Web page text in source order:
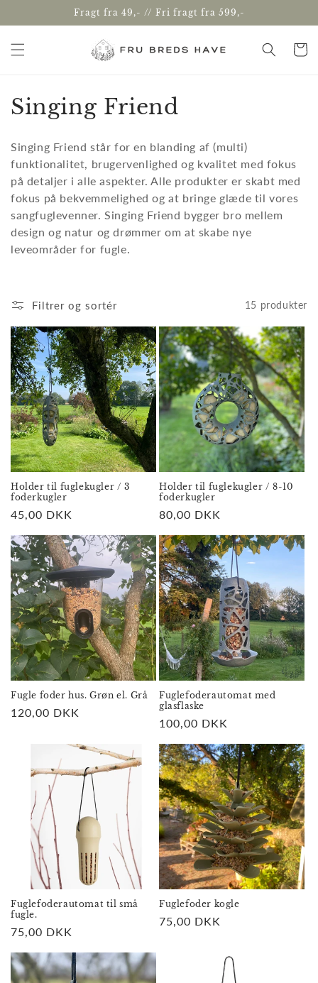
Fragt fra 49,- // Fri fragt fra 599,-
K
l
l
e
k
i
o
n
:
Singing Friend
Singing Friend står for en blanding af (multi)
funktionalitet, brugervenlighed og kvalitet med fokus
på detaljer i alle aspekter. Alle produkter er skabt med
fokus på bekvemmelighed og at bringe glæde til vores
sangfuglevenner. Singing Friend bygger bro mellem
design og natur og drømmer om at skabe nye
leveområder for fugle.
Filtrer og sortér 15 produkter
Holder til fuglekugler / 3
foderkugler
Normalpris
45,00 DKK
Holder til fuglekugler / 8-10
foderkugler
Normalpris
80,00 DKK
Fugle foder hus. Grøn el. Grå
Normalpris
120,00 DKK
Fuglefoderautomat med
glasflaske
Normalpris
100,00 DKK
Fuglefoderautomat til små
fugle.
Normalpris
75,00 DKK
Fuglefoder kogle
Normalpris
75,00 DKK